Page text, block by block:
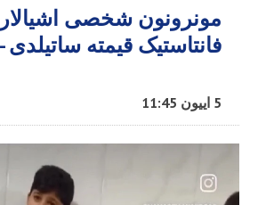
مونرونون شخصی
فانتاستیک قیمته ساتیلدی
5 اییون 11:45